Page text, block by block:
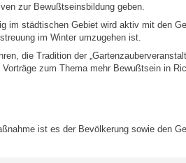
zur Bewußtseinsbildung geben.
im städtischen Gebiet wird aktiv mit den
im Winter umzugehen ist.
die Tradition der
zum Thema mehr Bewußtsein in
ist es der Bevölkerung sowie den